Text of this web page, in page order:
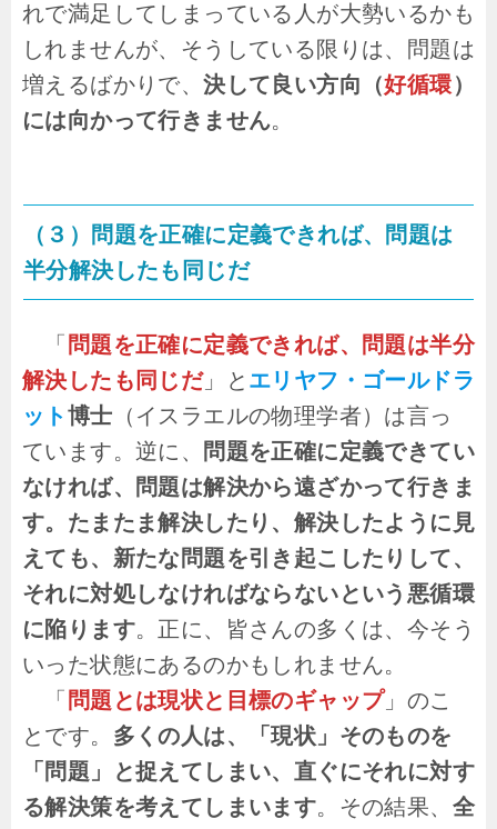
れで満足してしまっている人が大勢いるかも
しれませんが、そうしている限りは、問題は
増えるばかりで、決して良い方向（好循環）
には向かって行きません。
（３）問題を正確に定義できれば、問題は
半分解決したも同じだ
「 問題を正確に定義できれば、問題は半分
解決したも同じだ」と エリヤフ・ゴールドラ
ット博士 （イスラエルの物理学者）は言っ
ています。逆に、
問題を正確に定義できてい
なければ、問題は解決から遠ざかって行きま
す。たまたま解決したり、解決したように見
えても、新たな問題を引き起こしたりして、
それに対処しなければならないという悪循環
に陥ります。正に、皆さんの多くは、今そう
いった状態にあるのかもしれません。
「 問題とは現状と目標のギャップ」のこ
とです。 多くの人は、「現状」そのものを
「問題」と捉えてしまい、直ぐにそれに対す
る解決策を考えてしまいます。その結果、 全